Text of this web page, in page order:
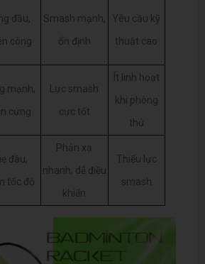
đầu,
công
Smash mạnh,
ổn định
Yêu cầu kỹ
thuật cao
mạnh,
cứng
Lực smash
cực tốt
Ít linh hoạt
khi phòng
thủ
đầu,
tốc độ
Phản xạ
nhanh, dễ điều
khiển
Thiếu lực
smash